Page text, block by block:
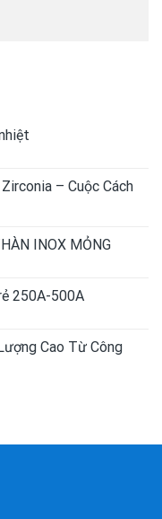
– Cuộc Cách
INOX MỎNG
250A-500A
Cao Từ Công